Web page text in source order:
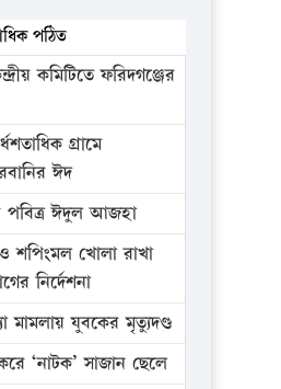
পঠিত
কমিটিতে ফরিদগঞ্জের
গ্রামে
ঈদ
পবিত্র ঈদুল আজহা
শপিংমল খোলা রাখা
নির্দেশনা
মামলায় যুবকের মৃত্যুদণ্ড
‘নাটক’ সাজান ছেলে